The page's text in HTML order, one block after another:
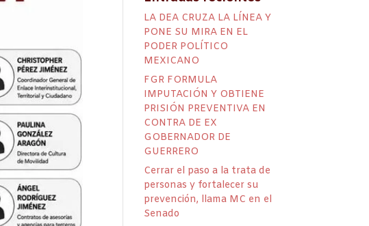
LA DEA CRUZA LA LÍNEA Y
PONE SU MIRA EN EL
PODER POLÍTICO
MEXICANO
FGR FORMULA
IMPUTACIÓN Y OBTIENE
PRISIÓN PREVENTIVA EN
CONTRA DE EX
GOBERNADOR DE
GUERRERO
Cerrar el paso a la trata de
personas y fortalecer su
prevención, llama MC en el
Senado